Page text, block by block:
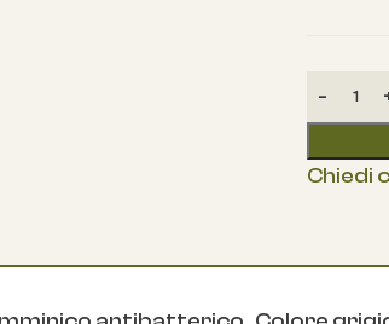
Chiedi